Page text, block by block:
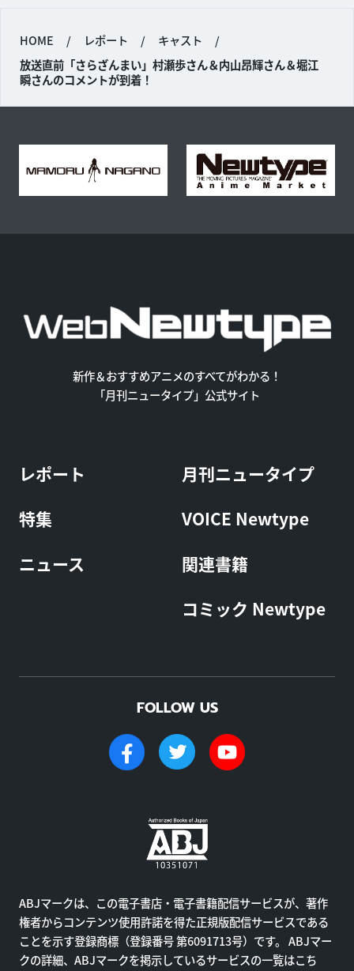
HOME / レポート / キャスト
/
放送直前「さらざんまい」村瀬歩さん＆内山昂輝さん＆堀江
瞬さんのコメントが到着！
新作＆おすすめアニメのすべてがわかる！
「月刊ニュータイプ」公式サイト
レポート
特集
ニュース
月刊ニュータイプ
VOICE Newtype
関連書籍
コミック Newtype
FOLLOW US
ABJマークは、この電子書店・電子書籍配信サービスが、著作
権者からコンテンツ使用許諾を得た正規版配信サービスである
ことを示す登録商標（登録番号 第6091713号）です。 ABJマー
クの詳細、ABJマークを掲示しているサービスの一覧はこち